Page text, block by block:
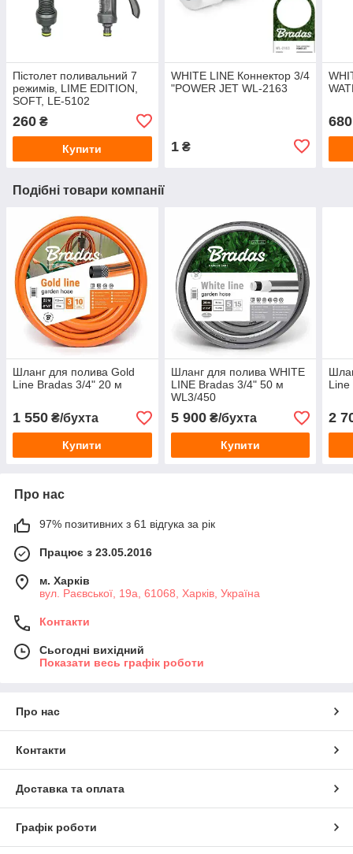
Пістолет поливальний 7
режимів, LIME EDITION,
SOFT, LE-5102
260 ₴
Купити
WHITE LINE Коннектор 3/4
"POWER JET WL-2163
1₴
680
Подібні товари компанії
Шланг для полива Gold
Line Bradas 3/4" 20 м
1 550 ₴/бухта
Купити
Шланг для полива WHITE
LINE Bradas 3/4" 50 м
WL3/450
5 900₴/бухта
Купити
2
Про нас
97% позитивних з 61 відгука за рік
Працює з 23.05.2016
м. Харків
вул. Раєвської, 19а, 61068, Харків, Україна
Контакти
Сьогодні вихідний
Показати весь графік роботи
Про нас
Контакти
Доставка та оплата
Графік роботи